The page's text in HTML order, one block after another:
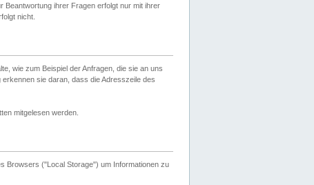
Beantwortung ihrer Fragen erfolgt nur mit ihrer
nicht.
wie zum Beispiel der Anfragen, die sie an uns
sie daran, dass die Adresszeile des
mitgelesen werden.
Browsers ("Local Storage") um Informationen zu